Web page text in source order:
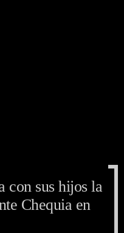
con sus hijos la
Chequia en
con sus hijos la
Chequia en
con sus hijos la
Chequia en